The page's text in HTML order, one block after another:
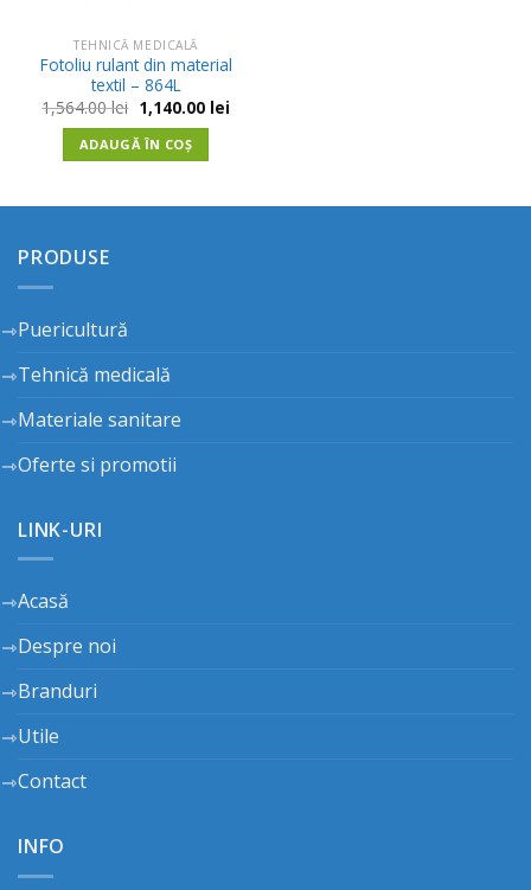
TEHNICĂ MEDICALĂ
Fotoliu rulant din material
textil – 864L
1,564.00lei Prețul
inițial
a
fost:
1,564.00 lei.
1,140.00 leiPrețul
curent
ADAUGĂ ÎN COȘ
PRODUSE
Puericultură
Tehnică medicală
Materiale sanitare
Oferte si promotii
LINK-URI
Acasă
Despre noi
Branduri
Utile
Contact
INFO